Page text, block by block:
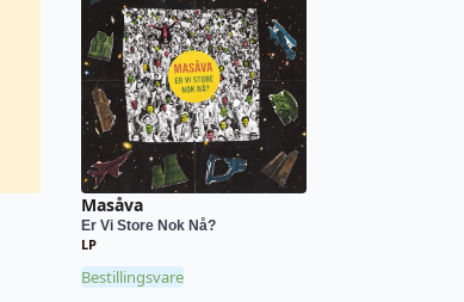
Masåva
Er Vi Store Nok Nå?
LP
Bestillingsvare